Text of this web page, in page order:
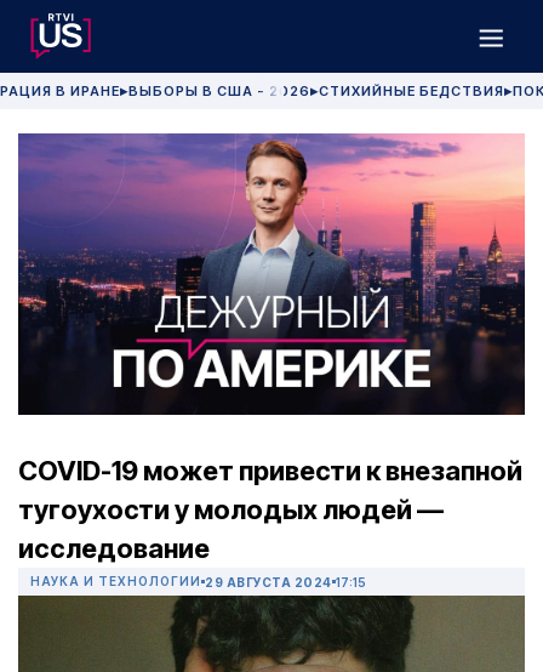
В ИРАНЕ▶ВЫБОРЫ В США - 2026 ▶СТИХИЙНЫЕ БЕДСТВИЯ▶
COVID-19 может привести к внезапной
тугоухости у молодых людей —
исследование
НАУКА И ТЕХНОЛОГИИ 29 АВГУСТА 2024 17:15